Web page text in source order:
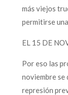
más viejos
permitirse
EL 15 DE
Por eso las
noviembre se
represión